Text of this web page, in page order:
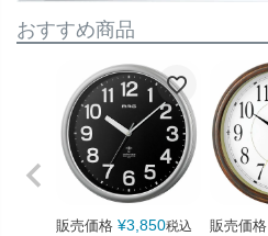
おすすめ商品
販売価格 ¥3,850税込 販売価格